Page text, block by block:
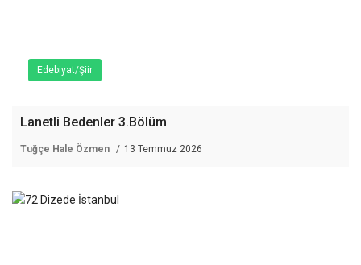
Edebiyat/Şiir
Lanetli Bedenler 3.Bölüm
Tuğçe Hale Özmen 13 Temmuz 2026